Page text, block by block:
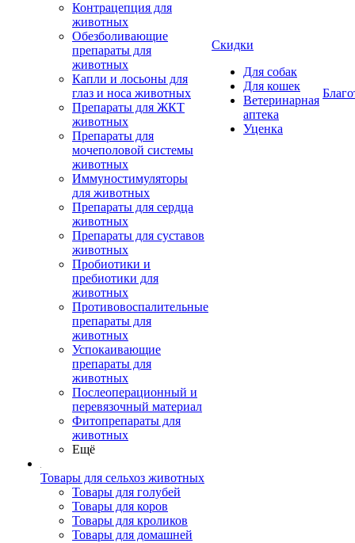
Контрацепция для
животных
Обезболивающие
препараты для
животных
Капли и лосьоны для
глаз и носа животных
Препараты для ЖКТ
животных
Препараты для
мочеполовой системы
животных
Иммуностимуляторы
для животных
Препараты для сердца
животных
Препараты для суставов
животных
Пробиотики и
пребиотики для
животных
Противовоспалительные
препараты для
животных
Успокаивающие
препараты для
животных
Послеоперационный и
перевязочный материал
Фитопрепараты для
животных
Ещё
Товары для сельхоз животных
Товары для голубей
Товары для коров
Товары для кроликов
Товары для домашней
Скидки
Для собак
Для кошек
Ветеринарная
аптека
Уценка